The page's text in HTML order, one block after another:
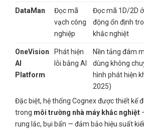
DataMan
Đọc mã
vạch công
nghiệp
Đọc mã 1D/2D
động ổn định
khắc nghiệt
OneVision
AI
Platform
Phát hiện
lỗi bằng AI
Nền tảng đám
dùng không
hình phát hiện
2025)
Đặc biệt, hệ thống Cognex được thiết kế
trong môi trường nhà máy khắc nghiệt
rung lắc, bụi bẩn — đảm bảo hiệu suất